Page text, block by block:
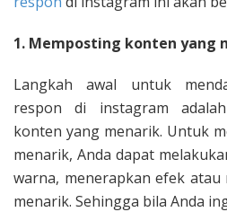
1. Memposting konten yang
Langkah awal untuk
respon di instagram
konten yang menarik. Untuk
menarik, Anda dapat
warna, menerapkan efek
menarik. Sehingga bila Anda